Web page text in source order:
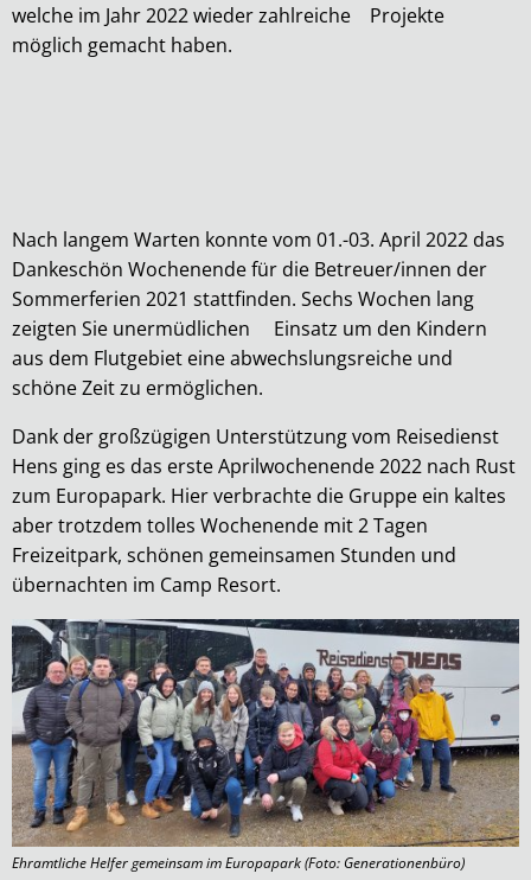
welche im Jahr 2022 wieder zahlreiche Projekte
möglich gemacht haben.
Nach langem Warten konnte vom 01.-03. April 2022 das
Dankeschön Wochenende für die Betreuer/innen der
Sommerferien 2021 stattfinden. Sechs Wochen lang
zeigten Sie unermüdlichen Einsatz um den Kindern
aus dem Flutgebiet eine abwechslungsreiche und
schöne Zeit zu ermöglichen.
Dank der großzügigen Unterstützung vom Reisedienst
Hens ging es das erste Aprilwochenende 2022 nach Rust
zum Europapark. Hier verbrachte die Gruppe ein kaltes
aber trotzdem tolles Wochenende mit 2 Tagen
Freizeitpark, schönen gemeinsamen Stunden und
übernachten im Camp Resort.
Ehramtliche Helfer gemeinsam im Europapark (Foto: Generationenbüro)